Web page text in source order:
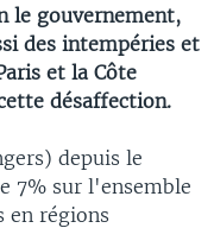
le gouvernement,
des intempéries et
et la Côte
désaffection.
depuis le
7% sur l'ensemble
en régions